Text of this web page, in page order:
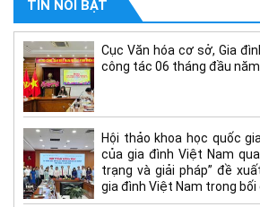
TIN NỔI BẬT
Cục Văn hóa cơ sở, Gia
công tác 06 tháng đầu năm
Hội thảo khoa học quốc
của gia đình Việt Nam
trạng và giải pháp” đề
gia đình Việt Nam trong bối